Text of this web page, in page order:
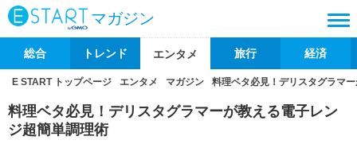
マガジン
総合 トレンド エンタメ 旅行 経済
E START トップページ エンタメ マガジン 料理ベタ必見！デリスタグラマ
料理ベタ必見！デリスタグラマーが教える電子レン
ジ超簡単調理術